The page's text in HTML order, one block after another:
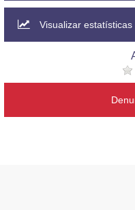
Visualizar estatísticas